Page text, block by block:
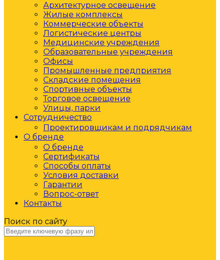
Архитектурное освещение
Жилые комплексы
Коммерческие объекты
Логистические центры
Медицинские учреждения
Образовательные учреждения
Офисы
Промышленные предприятия
Складские помещения
Спортивные объекты
Торговое освещение
Улицы, парки
Сотрудничество
Проектировщикам и подрядчикам
О бренде
О бренде
Сертификаты
Способы оплаты
Условия доставки
Гарантии
Вопрос-ответ
Контакты
Поиск по сайту